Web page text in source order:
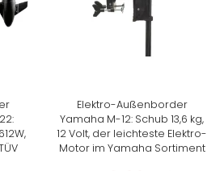
Elektro-Außenborder
Yamaha M-12: Schub 13,6 kg,
12 Volt, der leichteste Elektro-
Motor im Yamaha Sortiment